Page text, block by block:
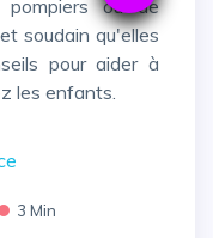
ou de
soudain qu'elles
pour aider à
les enfants.
3 Min